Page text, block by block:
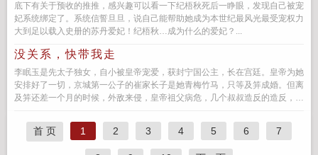
底下有关于预收的推推，感兴趣可以看一下纪梧秋死后一睁眼，发现自己被宠
妃系统绑定了。系统信誓旦旦，说自己能帮助她成为本世纪最风光最受宠权力
大到足以载入史册的苏丹爱妃！纪梧秋…成为什么的爱妃？...
没关系，快带我走
李眠玉是先太子独女，自小被皇帝宠爱，获封宁国公主，长在宫廷。皇帝为她
安排好了一切，京城第一公子的崔家长子是她青梅竹马，只等及笄成婚。但离
及笄还差一个月的时候，外敌来侵，皇帝祖父病危，几个叔叔造反的造反，逃
首 页 1 2 3 4 5 6 7